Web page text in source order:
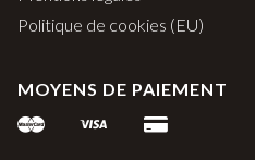
Politique de cookies (EU)
MOYENS DE PAIEMENT